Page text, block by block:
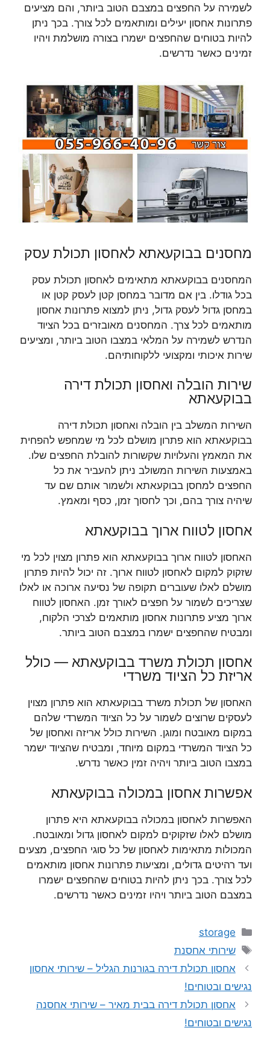
לשמירה על החפצים במצבם הטוב ביותר, והם מציעים
פתרונות אחסון יעילים ומותאמים לכל צורך. בכך ניתן
להיות בטוחים שהחפצים ישמרו בצורה מושלמת ויהיו
זמינים כאשר נדרשים.
מחסנים בבוקעאתא לאחסון תכולת עסק
המחסנים בבוקעאתא מתאימים לאחסון תכולת עסק
בכל גודלו. בין אם מדובר במחסן קטן לעסק קטן או
במחסן גדול לעסק גדול, ניתן למצוא פתרונות אחסון
מותאמים לכל צרך. המחסנים מאובזרים בכל הציוד
הנדרש לשמירה על המלאי במצבו הטוב ביותר, ומציעים
שירות איכותי ומקצועי ללקוחותיהם.
שירות הובלה ואחסון תכולת דירה
בבוקעאתא
השירות המשלב בין הובלה ואחסון תכולת דירה
בבוקעאתא הוא פתרון מושלם לכל מי שמחפש להפחית
את המאמץ והעלויות שקשורות להובלת החפצים שלו.
באמצעות השירות המשולב ניתן להעביר את כל
החפצים למחסן בבוקעאתא ולשמור אותם שם עד
שיהיה צורך בהם, וכך לחסוך זמן, כסף ומאמץ.
אחסון לטווח ארוך בבוקעאתא
האחסון לטווח ארוך בבוקעאתא הוא פתרון מצוין לכל מי
שזקוק למקום לאחסון לטווח ארוך. זה יכול להיות פתרון
מושלם לאלו שעוברים תקופה של נסיעה ארוכה או לאלו
שצריכים לשמור על חפצים לאורך זמן. האחסון לטווח
ארוך מציע פתרונות אחסון מותאמים לצרכי הלקוח,
ומבטיח שהחפצים ישמרו במצבם הטוב ביותר.
אחסון תכולת משרד בבוקעאתא — כולל
אריזת כל הציוד משרדי
האחסון של תכולת משרד בבוקעאתא הוא פתרון מצוין
לעסקים שרוצים לשמור על כל הציוד המשרדי שלהם
במקום מאובטח ומוגן. השירות כולל אריזה ואחסון של
כל הציוד המשרדי במקום מיוחד, ומבטיח שהציוד ישמר
במצבו הטוב ביותר ויהיה זמין כאשר נדרש.
אפשרות אחסון במכולה בבוקעאתא
האפשרות לאחסון במכולה בבוקעאתא היא פתרון
מושלם לאלו שזקוקים למקום לאחסון גדול ומאובטח.
המכולות מתאימות לאחסון של כל סוגי החפצים, מצעים
ועד רהיטים גדולים, ומציעות פתרונות אחסון מותאמים
לכל צורך. בכך ניתן להיות בטוחים שהחפצים ישמרו
במצבם הטוב ביותר ויהיו זמינים כאשר נדרשים.
קטגוריות
storage
תגיות
שירותי אחסנת
אחסון תכולת דירה בגורנות הגליל – שירותי אחסון
נגישים ובטוחים!
אחסון תכולת דירה בבית מאיר – שירותי אחסנה
נגישים ובטוחים!